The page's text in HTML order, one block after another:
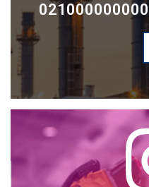
021000000000